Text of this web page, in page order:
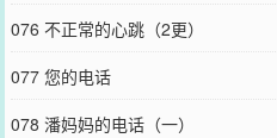
076 不正常的心跳（2更）
077 您的电话
078 潘妈妈的电话（一）